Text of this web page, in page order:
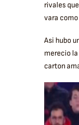
rivales
vara
Asi hubo
merecio
carton